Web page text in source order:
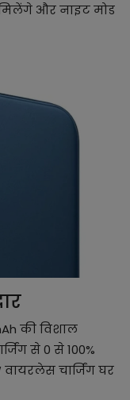
और नाइट मोड
की विशाल
से 0 से 100%
चार्जिंग घर